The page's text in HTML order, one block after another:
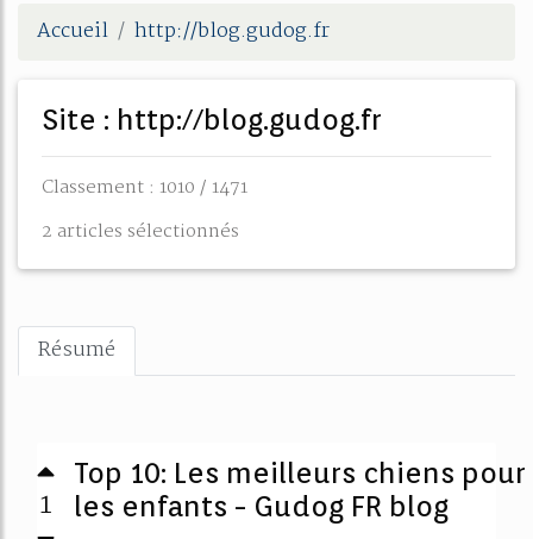
Accueil http://blog.gudog.fr
Site : http://blog.gudog.fr
Classement : 1010 / 1471
2 articles sélectionnés
Résumé
1
Top 10: Les meilleurs chiens pour
les enfants - Gudog FR blog